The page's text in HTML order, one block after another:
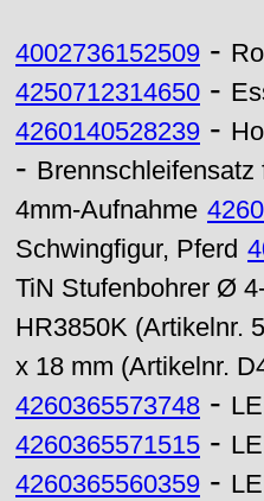
4002736152509 -
4250712314650 -
4260140528239 -
-
4mm-Aufnahme
Schwingfigur, Pferd
TiN Stufenbohrer Ø
HR3850K (Artikelnr.
x 18 mm (Artikelnr.
4260365573748 -
4260365571515 -
4260365560359 -